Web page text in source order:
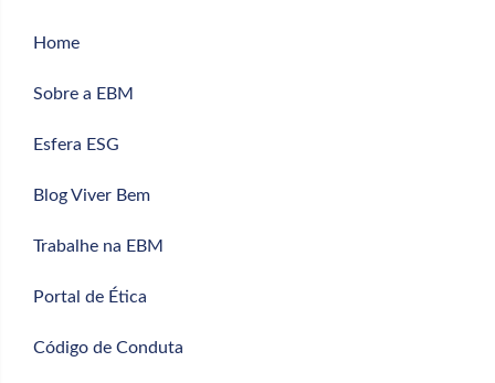
Home
Sobre a EBM
Esfera ESG
Blog Viver Bem
Trabalhe na EBM
Portal de Ética
Código de Conduta